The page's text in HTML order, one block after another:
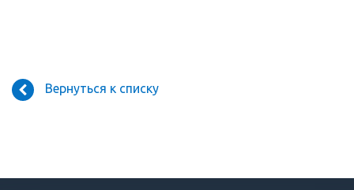
Вернуться к списку